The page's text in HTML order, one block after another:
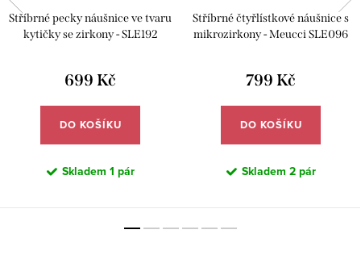
Stříbrné pecky náušnice ve tvaru
kytičky se zirkony - SLE192
699 Kč
DO KOŠÍKU
Skladem 1 pár
Stříbrné čtyřlístkové náušnice s
mikrozirkony - Meucci SLE096
799 Kč
DO KOŠÍKU
Skladem 2 pár